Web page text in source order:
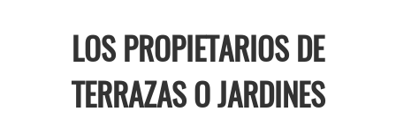
LOS PROPIETARIOS DE
TERRAZAS O JARDINES